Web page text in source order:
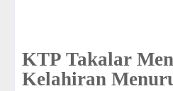
KTP Takalar
Kelahiran